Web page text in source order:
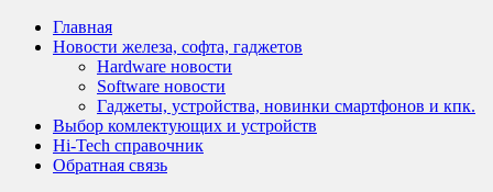
Главная
Новости железа, софта, гаджетов
Hardware новости
Software новости
Гаджеты, устройства, новинки смартфонов и кпк.
Выбор комлектующих и устройств
Hi-Tech справочник
Обратная связь